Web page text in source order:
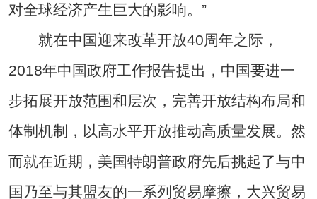
对全球经济产生巨大的影响。”
就在中国迎来改革开放40周年之际，
2018年中国政府工作报告提出，中国要进一
步拓展开放范围和层次，完善开放结构布局和
体制机制，以高水平开放推动高质量发展。然
而就在近期，美国特朗普政府先后挑起了与中
国乃至与其盟友的一系列贸易摩擦，大兴贸易